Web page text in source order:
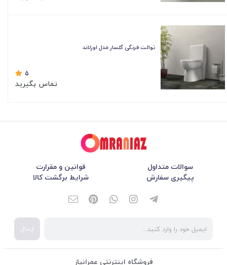
توالت فرنگی گلسار مدل اورلاند
5
تماس بگیرید
سوالات متداول
قوانین و مقرارت
پیگیری سفارش
شرایط برگشت کالا
ارسال
فروشگاه اینترنتی عمرانیاز